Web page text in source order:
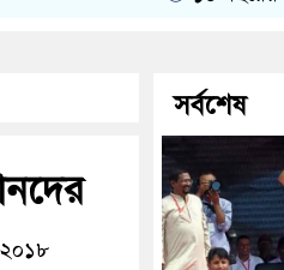
সর্বশেষ